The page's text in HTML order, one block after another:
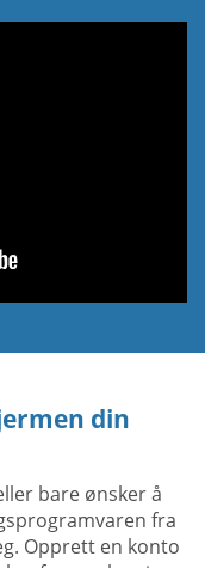
din
bare ønsker å
fra
Opprett en konto